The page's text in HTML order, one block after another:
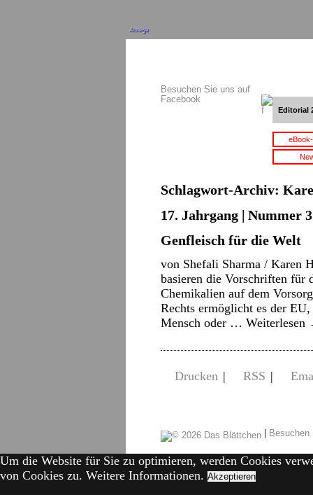
Anzeige
Besuchen Sie uns auf
Facebook
Editorial
Schlagwort-Archiv:
17. Jahrgang | Nummer
Genfleisch für die Welt
von Shefali Sharma / Karen
basieren die Vorschriften für
Chemikalien auf dem
Rechts ermöglicht es der
Mensch oder … Weiterlesen
Drucken | RSS |
|
Um die Website für Sie zu optimieren, werden Cookies
von Cookies zu. Weitere Informationen. Akzeptieren